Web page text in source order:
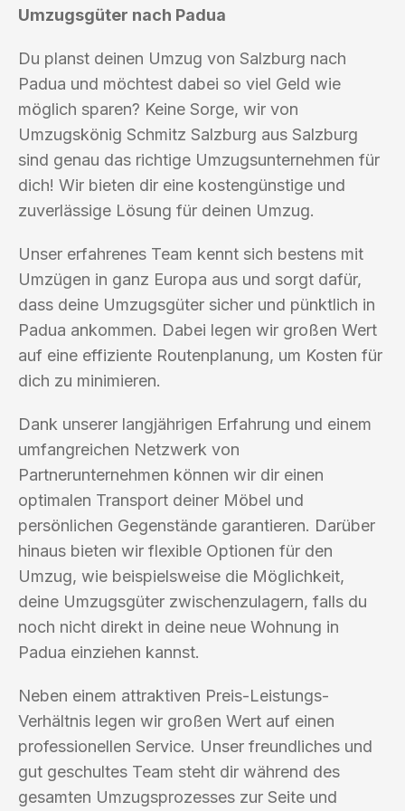
Umzugsgüter nach Padua
Du planst deinen Umzug von Salzburg nach
Padua und möchtest dabei so viel Geld wie
möglich sparen? Keine Sorge, wir von
Umzugskönig Schmitz Salzburg aus Salzburg
sind genau das richtige Umzugsunternehmen für
dich! Wir bieten dir eine kostengünstige und
zuverlässige Lösung für deinen Umzug.
Unser erfahrenes Team kennt sich bestens mit
Umzügen in ganz Europa aus und sorgt dafür,
dass deine Umzugsgüter sicher und pünktlich in
Padua ankommen. Dabei legen wir großen Wert
auf eine effiziente Routenplanung, um Kosten für
dich zu minimieren.
Dank unserer langjährigen Erfahrung und einem
umfangreichen Netzwerk von
Partnerunternehmen können wir dir einen
optimalen Transport deiner Möbel und
persönlichen Gegenstände garantieren. Darüber
hinaus bieten wir flexible Optionen für den
Umzug, wie beispielsweise die Möglichkeit,
deine Umzugsgüter zwischenzulagern, falls du
noch nicht direkt in deine neue Wohnung in
Padua einziehen kannst.
Neben einem attraktiven Preis-Leistungs-
Verhältnis legen wir großen Wert auf einen
professionellen Service. Unser freundliches und
gut geschultes Team steht dir während des
gesamten Umzugsprozesses zur Seite und